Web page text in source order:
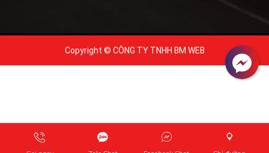
Copyright © CÔNG TY TNHH BM WEB